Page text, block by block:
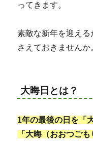
ってきます。
素敵な新年を迎え
さえておきませんか
大晦日とは？
1年の最後の日を「
「大晦（おおつご